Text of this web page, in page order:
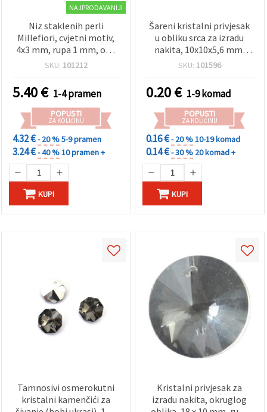
NAJPRODAVANIJI
Niz staklenih perli
Millefiori, cvjetni motiv,
4x3 mm, rupa 1 mm, oko
92 kom, mješovito, za
SKU: 101212
5.40€ 1-4 pramen
POPUSTI
ZA KOLIČINU
4.32 €- 20 %5-9 pramen
3.24 €- 40 %10 pramen +
KUPI
Šareni kristalni privjesak
u obliku srca za izradu
nakita, 10x10x5,6 mm,
otvor: 0,9 mm
SKU: 101596
0.20€ 1-9 komad
POPUSTI
ZA KOLIČINU
0.16 €- 20 %10-19 komad
0.14 €- 30 % 20 komad +
KUPI
Tamnosivi osmerokutni
kristalni kamenčići za
Kristalni privjesak za
izradu nakita, okruglog